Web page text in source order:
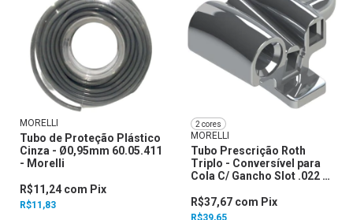
MORELLI
Tubo de Proteção Plástico
Cinza - Ø0,95mm 60.05.411
- Morelli
R$11,83
R$11,24 com Pix
2 cores
MORELLI
Tubo Prescrição Roth
Triplo - Conversível para
Cola C/ Gancho Slot .022 -
R$37,67 com Pix